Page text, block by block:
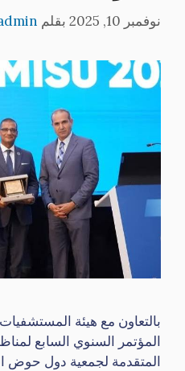
نوفمبر 10, 2025 بقلم
بالتعاون مع هيئة
المؤتمر السنوي السابع
المتقدمة لجمعية دول حوض